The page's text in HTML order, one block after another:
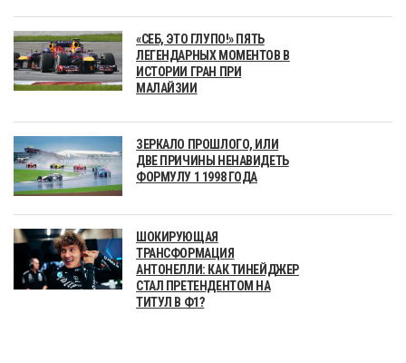
«СЕБ, ЭТО ГЛУПО!» ПЯТЬ
ЛЕГЕНДАРНЫХ МОМЕНТОВ В
ИСТОРИИ ГРАН ПРИ
МАЛАЙЗИИ
ЗЕРКАЛО ПРОШЛОГО, ИЛИ
ДВЕ ПРИЧИНЫ НЕНАВИДЕТЬ
ФОРМУЛУ 1 1998 ГОДА
ШОКИРУЮЩАЯ
ТРАНСФОРМАЦИЯ
АНТОНЕЛЛИ: КАК ТИНЕЙДЖЕР
СТАЛ ПРЕТЕНДЕНТОМ НА
ТИТУЛ В Ф1?